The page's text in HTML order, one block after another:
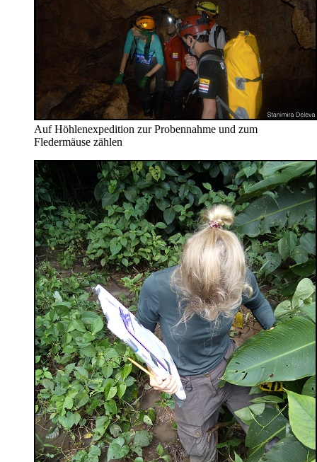
Auf Höhlenexpedition zur Probennahme und zum
Fledermäuse zählen